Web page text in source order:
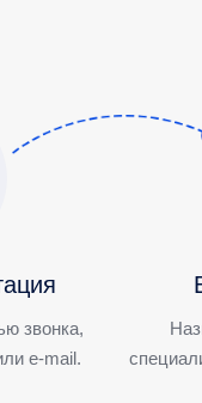
звонка,
e-mail.